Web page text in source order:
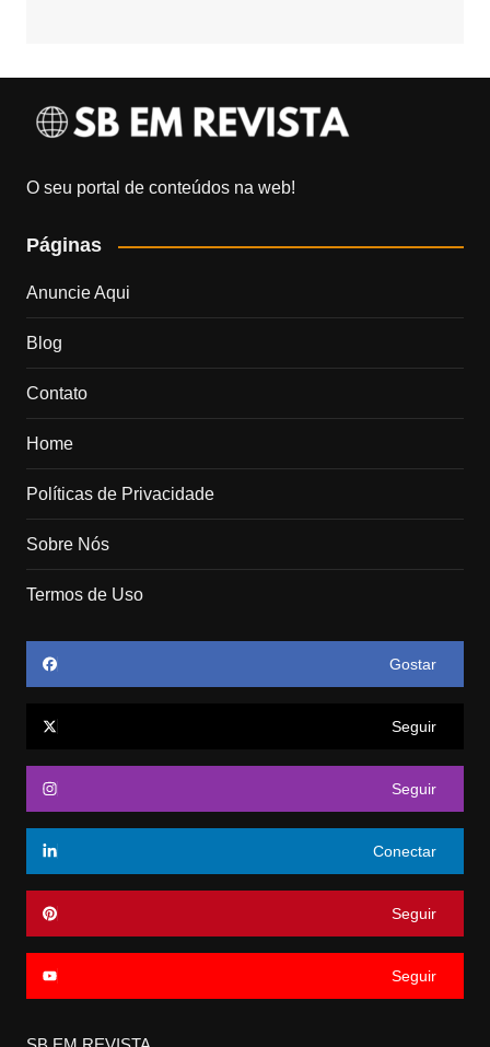
O seu portal de conteúdos na web!
Páginas
Anuncie Aqui
Blog
Contato
Home
Políticas de Privacidade
Sobre Nós
Termos de Uso
Gostar
Seguir
Seguir
Conectar
Seguir
Seguir